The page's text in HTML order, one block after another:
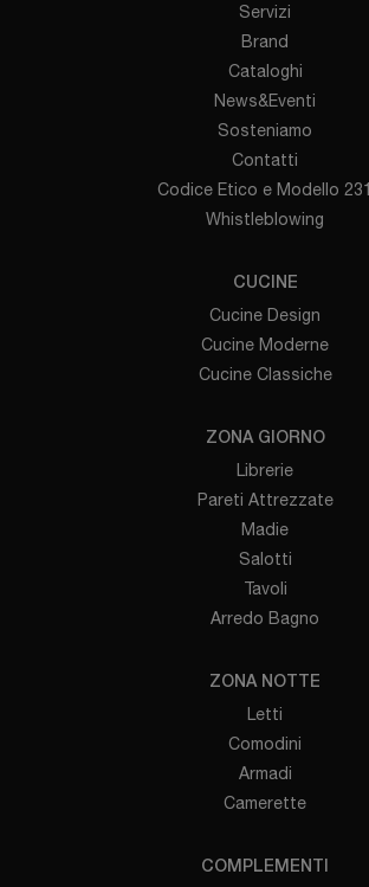
Servizi
Brand
Cataloghi
News&Eventi
Sosteniamo
Contatti
Codice Etico e Modello 231
Whistleblowing
CUCINE
Cucine Design
Cucine Moderne
Cucine Classiche
ZONA GIORNO
Librerie
Pareti Attrezzate
Madie
Salotti
Tavoli
Arredo Bagno
ZONA NOTTE
Letti
Comodini
Armadi
Camerette
COMPLEMENTI